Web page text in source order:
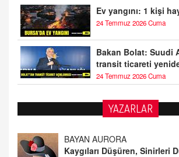
Ev yangını: 1 kişi
24 Temmuz 2026 Cuma
Bakan Bolat: Suudi
transit ticareti
24 Temmuz 2026 Cuma
YAZARLAR
DOKTOR CİVANIM
Mastürbasyon ve Tatmin: